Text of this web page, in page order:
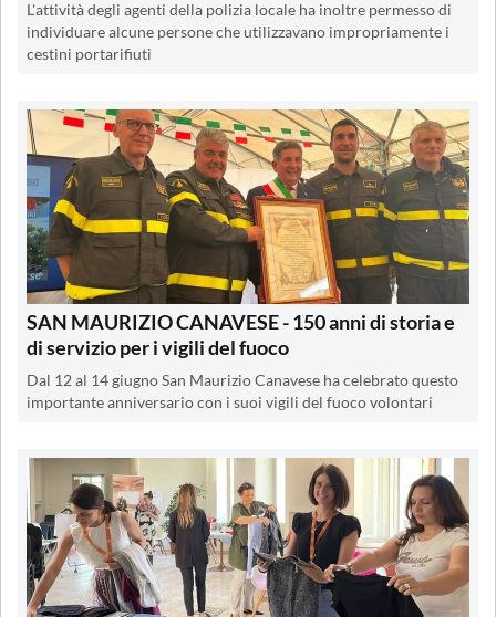
L'attività degli agenti della polizia locale ha inoltre permesso di
individuare alcune persone che utilizzavano impropriamente i
cestini portarifiuti
SAN MAURIZIO CANAVESE - 150 anni di storia e
di servizio per i vigili del fuoco
Dal 12 al 14 giugno San Maurizio Canavese ha celebrato questo
importante anniversario con i suoi vigili del fuoco volontari